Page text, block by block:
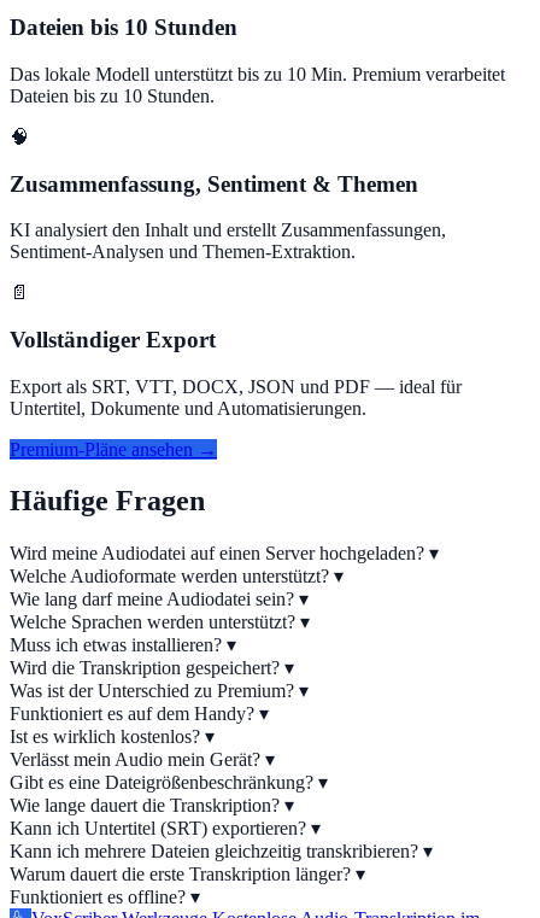
Dateien bis 10 Stunden
Das lokale Modell unterstützt bis zu 10 Min. Premium verarbeitet
Dateien bis zu 10 Stunden.
🧠
Zusammenfassung, Sentiment & Themen
KI analysiert den Inhalt und erstellt Zusammenfassungen,
Sentiment-Analysen und Themen-Extraktion.
📄
Vollständiger Export
Export als SRT, VTT, DOCX, JSON und PDF — ideal für
Untertitel, Dokumente und Automatisierungen.
Premium-Pläne ansehen →
Häufige Fragen
Wird meine Audiodatei auf einen Server hochgeladen? ▾
Welche Audioformate werden unterstützt? ▾
Wie lang darf meine Audiodatei sein? ▾
Welche Sprachen werden unterstützt? ▾
Muss ich etwas installieren? ▾
Wird die Transkription gespeichert? ▾
Was ist der Unterschied zu Premium? ▾
Funktioniert es auf dem Handy? ▾
Ist es wirklich kostenlos? ▾
Verlässt mein Audio mein Gerät? ▾
Gibt es eine Dateigrößenbeschränkung? ▾
Wie lange dauert die Transkription? ▾
Kann ich Untertitel (SRT) exportieren? ▾
Kann ich mehrere Dateien gleichzeitig transkribieren? ▾
Warum dauert die erste Transkription länger? ▾
Funktioniert es offline? ▾